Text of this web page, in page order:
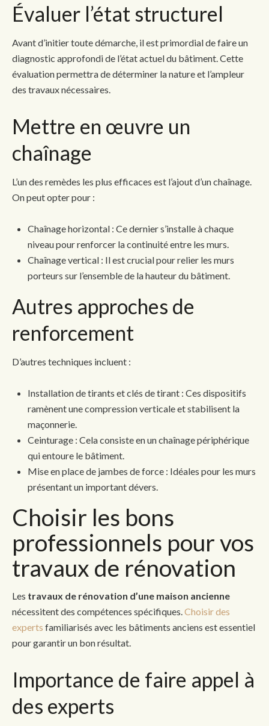
Évaluer l’état structurel
Avant d’initier toute démarche, il est primordial de faire un
diagnostic approfondi de l’état actuel du bâtiment. Cette
évaluation permettra de déterminer la nature et l’ampleur
des travaux nécessaires.
Mettre en œuvre un
chaînage
L’un des remèdes les plus efficaces est l’ajout d’un chaînage.
On peut opter pour :
Chaînage horizontal : Ce dernier s’installe à chaque
niveau pour renforcer la continuité entre les murs.
Chaînage vertical : Il est crucial pour relier les murs
porteurs sur l’ensemble de la hauteur du bâtiment.
Autres approches de
renforcement
D’autres techniques incluent :
Installation de tirants et clés de tirant : Ces dispositifs
ramènent une compression verticale et stabilisent la
maçonnerie.
Ceinturage : Cela consiste en un chaînage périphérique
qui entoure le bâtiment.
Mise en place de jambes de force : Idéales pour les murs
présentant un important dévers.
Choisir les bons
professionnels pour vos
travaux de rénovation
Les travaux de rénovation d’une maison ancienne
nécessitent des compétences spécifiques. Choisir des
experts familiarisés avec les bâtiments anciens est essentiel
pour garantir un bon résultat.
Importance de faire appel à
des experts